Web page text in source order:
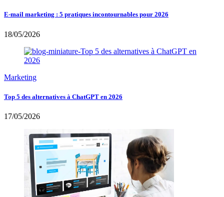
E-mail marketing : 5 pratiques incontournables pour 2026
18/05/2026
Marketing
Top 5 des alternatives à ChatGPT en 2026
17/05/2026